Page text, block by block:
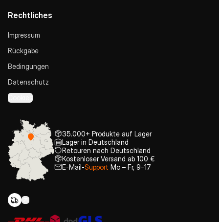
Rechtliches
Impressum
Rückgabe
Bedingungen
Datenschutz
Cookies
35.000+ Produkte auf Lager
Lager in Deutschland
Retouren nach Deutschland
Kostenloser Versand ab 100 €
E-Mail-Support Mo – Fr, 9–17